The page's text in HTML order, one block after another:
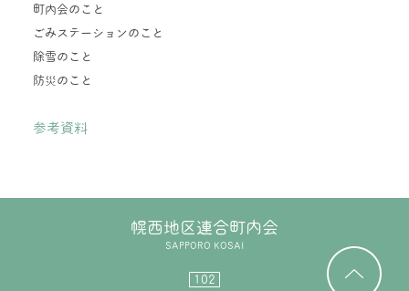
町内会のこと
ごみステーションのこと
除雪のこと
防災のこと
参考資料
幌西地区連合町内会
SAPPORO KOSAI
102